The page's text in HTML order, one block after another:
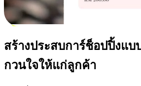
สร้างประสบการ์ช็อปปิ้งแบ
กวนใจให้แก่ลูกค้า